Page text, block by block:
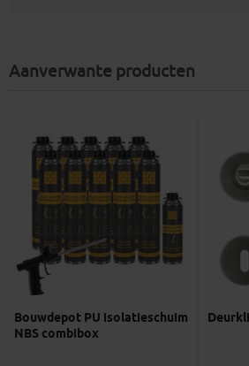
Aanverwante producten
Bouwdepot PU isolatieschuim
NBS combibox